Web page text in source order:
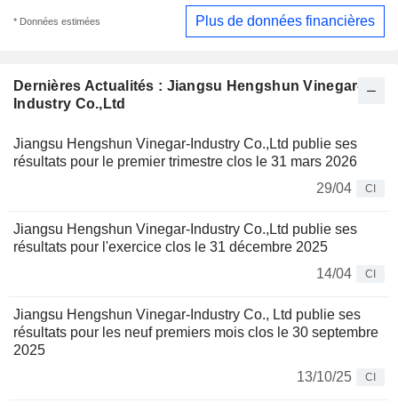
Dernières Actualités : Jiangsu Hengshun Vinegar-
Industry Co.,Ltd
Jiangsu Hengshun Vinegar-Industry Co.,Ltd publie ses
résultats pour le premier trimestre clos le 31 mars 2026
29/04
CI
Jiangsu Hengshun Vinegar-Industry Co.,Ltd publie ses
résultats pour l'exercice clos le 31 décembre 2025
14/04
CI
Jiangsu Hengshun Vinegar-Industry Co., Ltd publie ses
résultats pour les neuf premiers mois clos le 30 septembre
2025
13/10/25
CI
* Données estimées Plus de données financières